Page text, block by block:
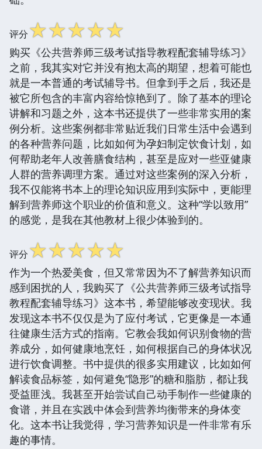
评分☆☆☆☆☆
购买《公共营养师三级考试指导教程配套辅导练习》
之前，我其实对它并没有抱太高的期望，想着可能也
就是一本普通的考试辅导书。但拿到手之后，我还是
被它所包含的丰富内容给惊艳到了。除了基本的理论
讲解和习题之外，这本书还提供了一些非常实用的案
例分析。这些案例都非常贴近我们日常生活中会遇到
的各种营养问题，比如如何为孕妇制定饮食计划，如
何帮助老年人改善膳食结构，甚至是应对一些亚健康
人群的营养调理方案。通过对这些案例的深入分析，
我不仅能将书本上的理论知识应用到实际中，更能理
解到营养师这个职业的价值和意义。这种“学以致用”
的感觉，是我在其他教材上很少体验到的。
评分☆☆☆☆☆
作为一个热爱美食，但又常常因为不了解营养知识而
感到困扰的人，我购买了《公共营养师三级考试指导
教程配套辅导练习》这本书，希望能够改变现状。我
发现这本书不仅仅是为了应付考试，它更像是一本通
往健康生活方式的指南。它教会我如何识别食物的营
养成分，如何健康地烹饪，如何根据自己的身体状况
进行饮食调整。书中提供的很多实用建议，比如如何
解读食品标签，如何避免“隐形”的糖和脂肪，都让我
受益匪浅。我甚至开始尝试自己动手制作一些健康的
食谱，并且在实践中体会到营养均衡带来的身体变
化。这本书让我觉得，学习营养知识是一件非常有乐
趣的事情。